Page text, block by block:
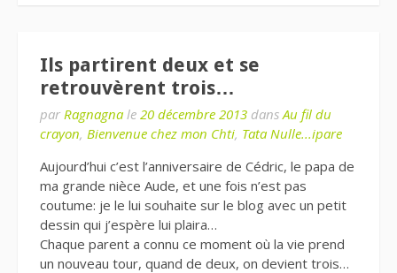
Ils partirent deux et se
retrouvèrent trois…
par Ragnagna le 20 décembre 2013 dans Au fil du
crayon, Bienvenue chez mon Chti, Tata Nulle...ipare
Aujourd’hui c’est l’anniversaire de Cédric, le papa de
ma grande nièce Aude, et une fois n’est pas
coutume: je le lui souhaite sur le blog avec un petit
dessin qui j’espère lui plaira…
Chaque parent a connu ce moment où la vie prend
un nouveau tour, quand de deux, on devient trois…